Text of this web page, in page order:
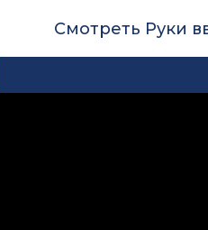
Смотреть Руки